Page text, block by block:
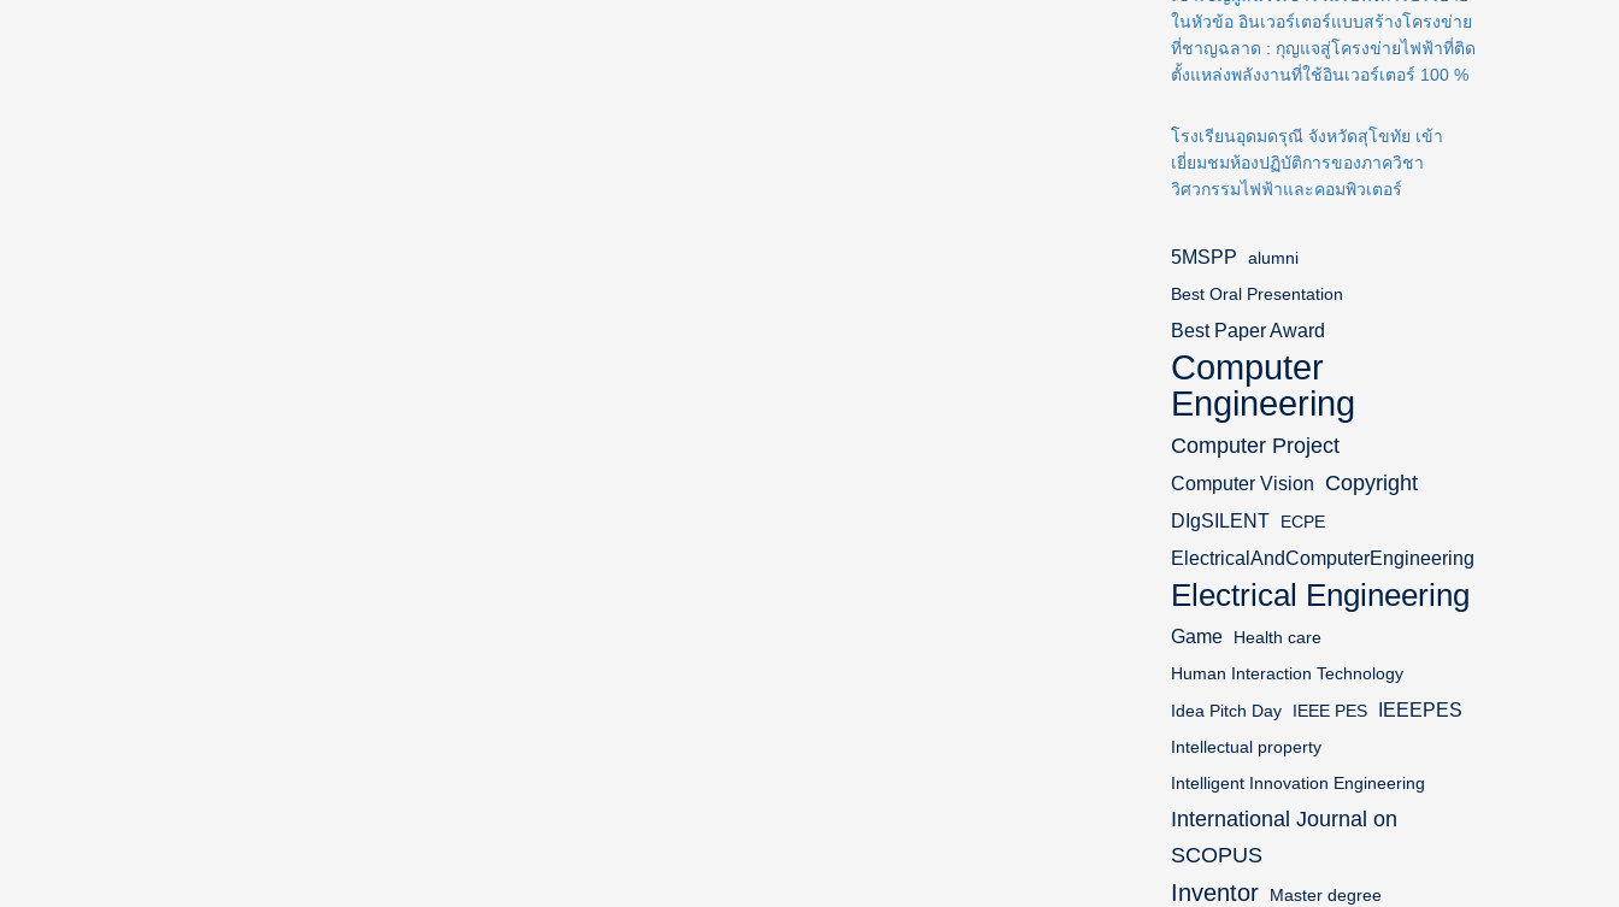
ในหัวข้อ อินเวอร์เตอร์แบบสร้างโครงข่าย
ที่ชาญฉลาด : กุญแจสู่โครงข่ายไฟฟ้าที่ติด
ตั้งแหล่งพลังงานที่ใช้อินเวอร์เตอร์ 100 %
โรงเรียนอุดมดรุณี จังหวัดสุโขทัย เข้า
เยี่ยมชมห้องปฏิบัติการของภาควิชา
วิศวกรรมไฟฟ้าและคอมพิวเตอร์
5MSPP
alumni
Best Oral Presentation
Best Paper Award
Computer
Engineering
Computer Project
Computer Vision Copyright
DIgSILENT ECPE
ElectricalAndComputerEngineering
Electrical Engineering
Game
Health care
Human Interaction Technology
Idea Pitch Day
IEEE PES IEEEPES
Intellectual property
Intelligent Innovation Engineering
International Journal on
SCOPUS
Inventor
Master degree